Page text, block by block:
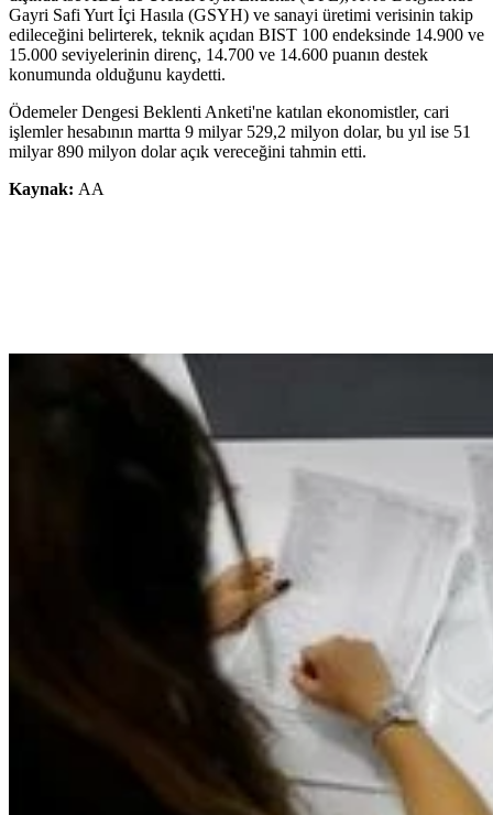
Gayri Safi Yurt İçi Hasıla (GSYH) ve sanayi üretimi verisinin takip
edileceğini belirterek, teknik açıdan BIST 100 endeksinde 14.900 ve
15.000 seviyelerinin direnç, 14.700 ve 14.600 puanın destek
konumunda olduğunu kaydetti.
Ödemeler Dengesi Beklenti Anketi'ne katılan ekonomistler, cari
işlemler hesabının martta 9 milyar 529,2 milyon dolar, bu yıl ise 51
milyar 890 milyon dolar açık vereceğini tahmin etti.
Kaynak: AA